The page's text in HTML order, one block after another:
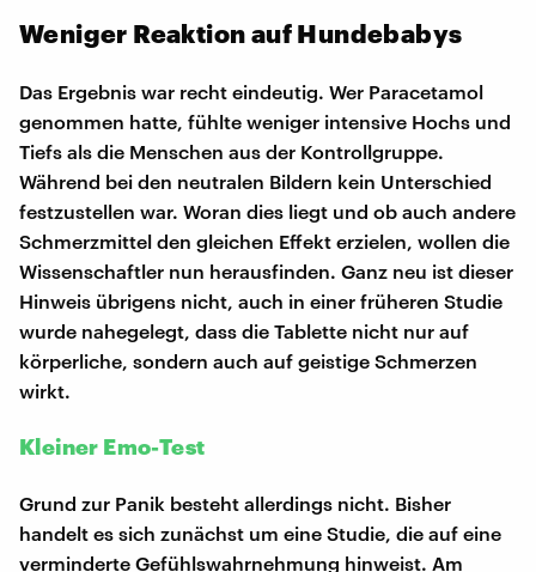
Weniger Reaktion auf Hundebabys
Das Ergebnis war recht eindeutig. Wer Paracetamol
genommen hatte, fühlte weniger intensive Hochs und
Tiefs als die Menschen aus der Kontrollgruppe.
Während bei den neutralen Bildern kein Unterschied
festzustellen war. Woran dies liegt und ob auch andere
Schmerzmittel den gleichen Effekt erzielen, wollen die
Wissenschaftler nun herausfinden. Ganz neu ist dieser
Hinweis übrigens nicht, auch in einer früheren Studie
wurde nahegelegt, dass die Tablette nicht nur auf
körperliche, sondern auch auf geistige Schmerzen
wirkt.
Kleiner Emo-Test
Grund zur Panik besteht allerdings nicht. Bisher
handelt es sich zunächst um eine Studie, die auf eine
verminderte Gefühlswahrnehmung hinweist. Am